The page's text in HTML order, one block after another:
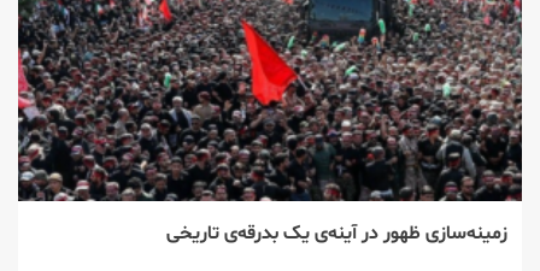
زمینه‌سازی ظهور در آینه‌ی یک بدرقه‌ی تاریخی